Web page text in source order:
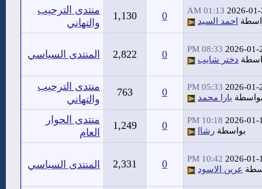
2026-
01:13 AM
احمد السيد 0
1,130
منتدى الترحيب
والتهاني
2026-01-
08:33 PM
دختر شايب 0
2,822 المنتدى السياسي
2026-01-
05:33 PM
يارا محمد 0
763
منتدى الترحيب
والتهاني
2026-01-
10:18 PM
بواسطة رشاا 0
1,249
منتدى الحوار
العام
2026-01-
10:42 PM
عرين الاسود 0
2,331 المنتدى السياسي